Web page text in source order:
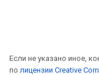
Если не указано иное,
по лицензии Creative